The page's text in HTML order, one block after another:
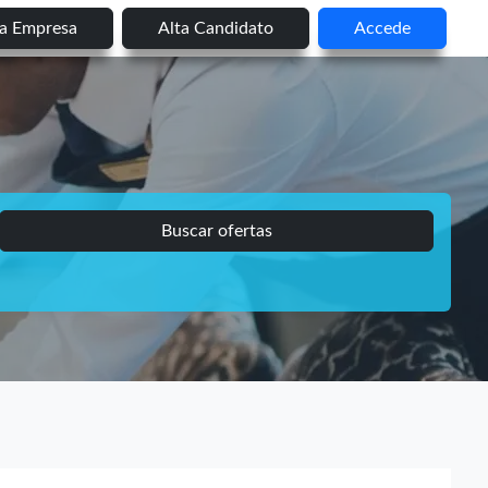
Empresa Alta Candidato Accede
Buscar ofertas